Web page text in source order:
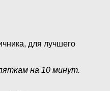
для лучшего
на 10 минут.